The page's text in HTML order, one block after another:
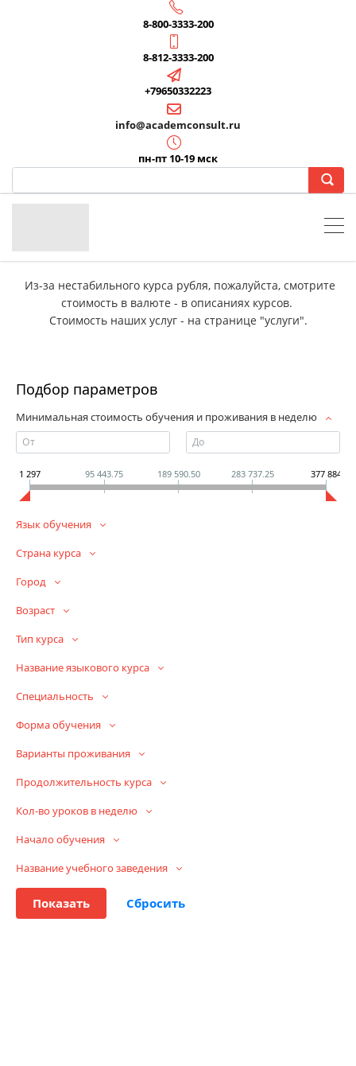
8-800-3333-200
8-812-3333-200
+79650332223
info@academconsult.ru
пн-пт 10-19 мск
Из-за нестабильного курса рубля, пожалуйста, смотрите
стоимость в валюте - в описаниях курсов.
Стоимость наших услуг - на странице "услуги".
Подбор параметров
Минимальная стоимость обучения и проживания в неделю
1 297 95 443.75 189 590.50 283 737.25 377 884
Язык обучения
Страна курса
Город
Возраст
Тип курса
Название языкового курса
Специальность
Форма обучения
Варианты проживания
Продолжительность курса
Кол-во уроков в неделю
Начало обучения
Название учебного заведения